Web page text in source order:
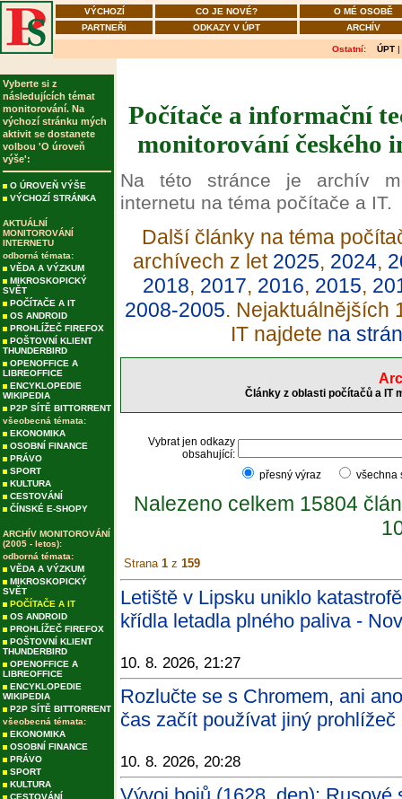
VÝCHOZÍ CO JE NOVÉ?
O MÉ OSOBĚ
PARTNEŘI
ODKAZY V ÚPT ARCHÍV
Ostatní: ÚPT |
Vyberte si z
následujících témat
monitorování. Na
výchozí stránku mých
aktivit se dostanete
volbou 'O úroveň
výše':
O ÚROVEŇ VÝŠE
VÝCHOZÍ STRÁNKA
AKTUÁLNÍ
MONITOROVÁNÍ
INTERNETU
odborná témata:
VĚDA A VÝZKUM
MIKROSKOPICKÝ
SVĚT
POČÍTAČE A IT
OS ANDROID
PROHLÍŽEČ FIREFOX
POŠTOVNÍ KLIENT
THUNDERBIRD
OPENOFFICE A
LIBREOFFICE
ENCYKLOPEDIE
WIKIPEDIA
P2P SÍTĚ BITTORRENT
všeobecná témata:
EKONOMIKA
OSOBNÍ FINANCE
PRÁVO
SPORT
KULTURA
CESTOVÁNÍ
ČÍNSKÉ E-SHOPY
ARCHÍV MONITOROVÁNÍ
(2005 - letos):
odborná témata:
VĚDA A VÝZKUM
MIKROSKOPICKÝ
SVĚT
POČÍTAČE A IT
OS ANDROID
PROHLÍŽEČ FIREFOX
POŠTOVNÍ KLIENT
THUNDERBIRD
OPENOFFICE A
LIBREOFFICE
ENCYKLOPEDIE
WIKIPEDIA
P2P SÍTĚ BITTORRENT
všeobecná témata:
EKONOMIKA
OSOBNÍ FINANCE
PRÁVO
SPORT
KULTURA
CESTOVÁNÍ
Počítače a informační
monitorování českého
Na této stránce je archív
internetu na téma počítače a IT.
Další články na téma
archívech z let 2025, 2024,
2018, 2017, 2016, 2015,
2008-2005. Nejaktuálnějších
IT najdete na
Články z oblasti počítačů a IT
Vybrat jen odkazy
obsahující:
přesný výraz
Nalezeno celkem 15804
Strana 1 z 159
Letiště v Lipsku uniklo
křídla letadla plného paliva -
10. 8. 2026, 21:27
Rozlučte se s Chromem, ani
čas začít používat jiný prohlížeč
10. 8. 2026, 20:28